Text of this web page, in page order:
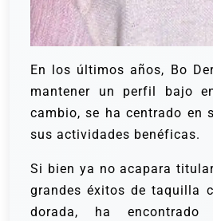
En los últimos años, Bo
mantener un perfil bajo
cambio, se ha centrado en
sus actividades benéficas.
Si bien ya no acapara
grandes éxitos de taquilla
dorada, ha encontrado